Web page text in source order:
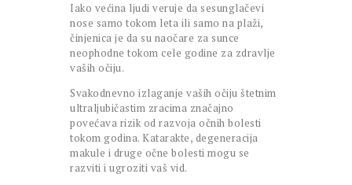
Iako većina ljudi veruje da sesunglačevi
nose samo tokom leta ili samo na plaži,
činjenica je da su naočare za sunce
neophodne tokom cele godine za zdravlje
vaših očiju.
Svakodnevno izlaganje vaših očiju štetnim
ultraljubičastim zracima značajno
povećava rizik od razvoja očnih bolesti
tokom godina. Katarakte, degeneracija
makule i druge očne bolesti mogu se
razviti i ugroziti vaš vid.